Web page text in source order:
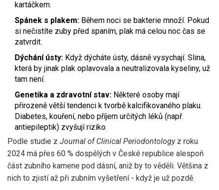
kartáčkem.
Spánek s plakem: Během noci se bakterie množí. Pokud
si nečistíte zuby před spaním, plak má celou noc čas se
zatvrdit.
Dýchání ústy: Když dýcháte ústy, dásně vysychají. Slina,
která by jinak plak oplavovala a neutralizovala kyseliny, už
tam není.
Genetika a zdravotní stav: Některé osoby mají
přirozeně větší tendenci k tvorbě kalcifikovaného plaku.
Diabetes, kouření, nebo příjem určitých léků (např.
antiepileptik) zvyšují riziko.
Podle studie z Journal of Clinical Periodontologyz roku
2024 má přes 60 % dospělých v České republice alespoň
část zubního kamene pod dásní, aniž by to věděli. Většina z
nich to zjistí až při zubním vyšetření - když je už pozdě.